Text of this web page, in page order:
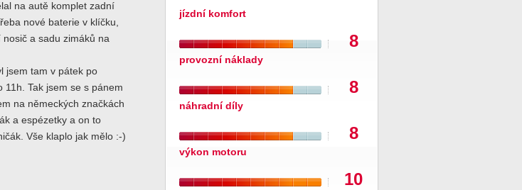
na autě komplet zadní
nové baterie v klíčku,
a sadu zimáků na
jsem tam v pátek po
Tak jsem se s pánem
na německých značkách
a espézetky a on to
Vše klaplo jak mělo :-)
jízdní komfort
8
provozní náklady
8
náhradní díly
8
výkon motoru
10